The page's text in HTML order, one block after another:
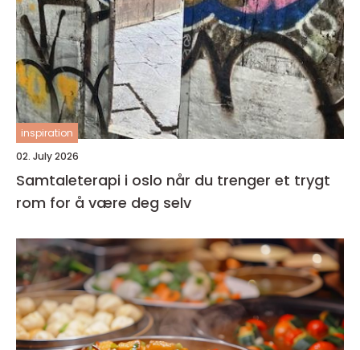
inspiration
02. July 2026
Samtaleterapi i oslo når du trenger et trygt
rom for å være deg selv